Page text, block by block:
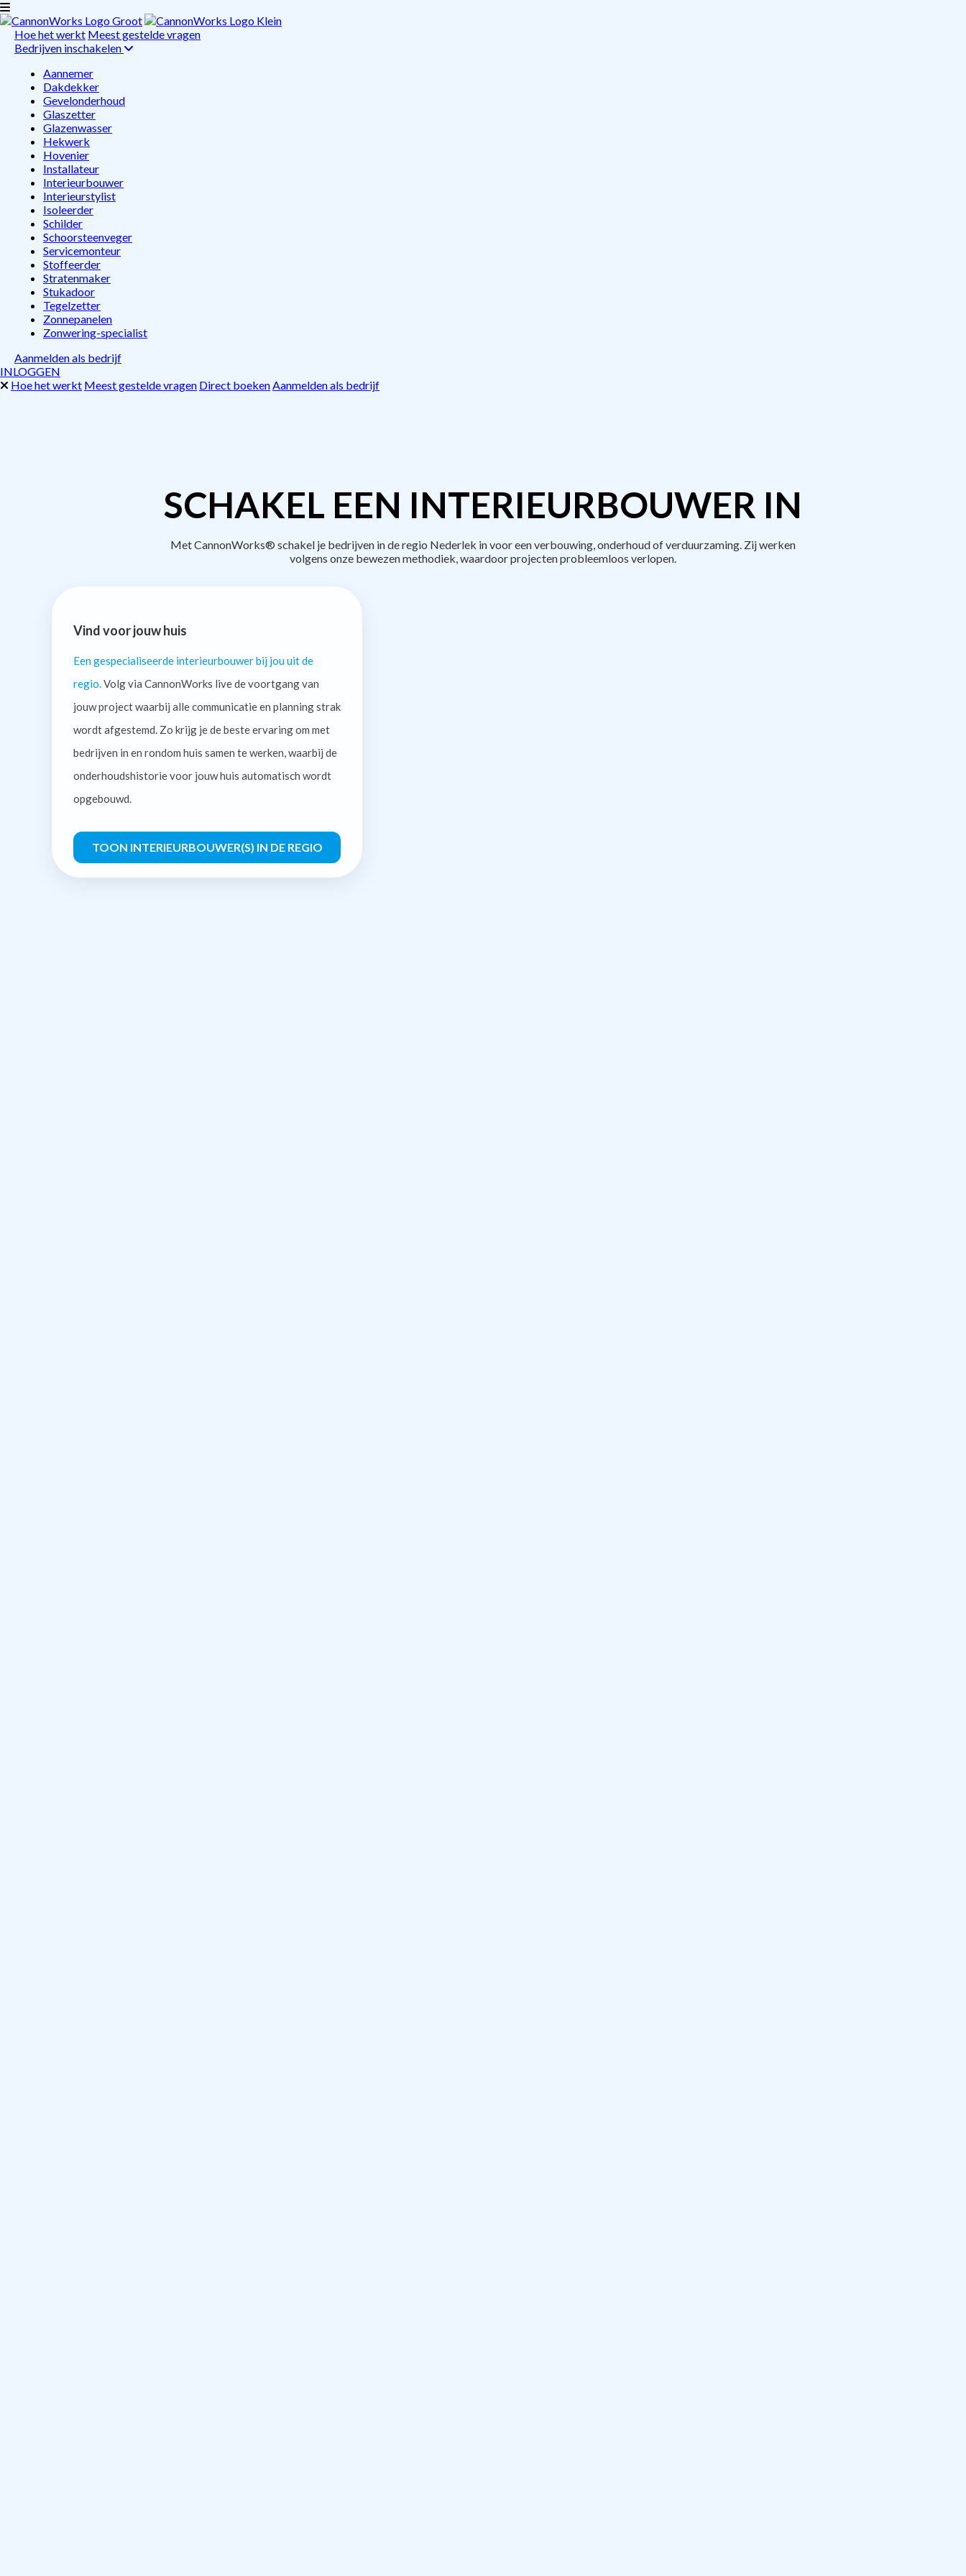
Hoe het werkt Meest gestelde vragen
Bedrijven inschakelen
Aannemer
Dakdekker
Gevelonderhoud
Glaszetter
Glazenwasser
Hekwerk
Hovenier
Installateur
Interieurbouwer
Interieurstylist
Isoleerder
Schilder
Schoorsteenveger
Servicemonteur
Stoffeerder
Stratenmaker
Stukadoor
Tegelzetter
Zonnepanelen
Zonwering-specialist
Aanmelden als bedrijf
INLOGGEN
Hoe het werkt Meest gestelde vragen Direct boekenAanmelden als bedrijf
SCHAKEL EEN INTERIEURBOUWER IN
Met CannonWorks® schakel je bedrijven in de regio Nederlek in voor een verbouwing, onderhoud of verduurzaming. Zij werken
volgens onze bewezen methodiek, waardoor projecten probleemloos verlopen.
Vind voor jouw huis
Een gespecialiseerde interieurbouwer bij jou uit de
regio. Volg via CannonWorks live de voortgang van
jouw project waarbij alle communicatie en planning strak
wordt afgestemd. Zo krijg je de beste ervaring om met
bedrijven in en rondom huis samen te werken, waarbij de
onderhoudshistorie voor jouw huis automatisch wordt
opgebouwd.
TOON INTERIEURBOUWER(S) IN DE REGIO